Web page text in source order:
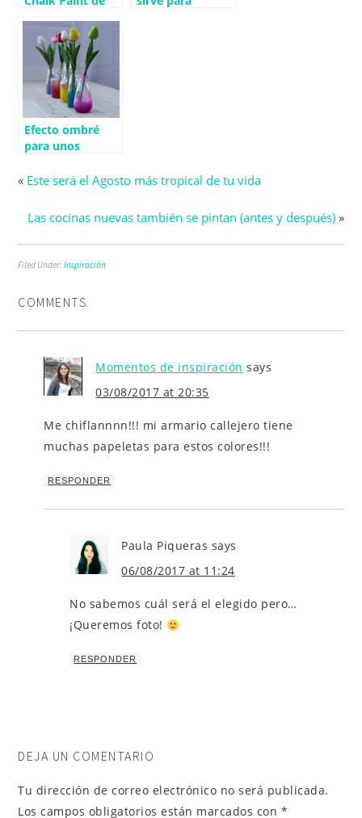
decoración
Efecto ombré
para unos
chalk paint spray
« Este será el Agosto más tropical de tu vida
Las cocinas nuevas también se pintan (antes y después)»
Filed Under:Inspiración
COMMENTS
Momentos de inspiración says
03/08/2017 at 20:35
Me chiflannnn!!! mi armario callejero tiene
muchas papeletas para estos colores!!!
RESPONDER
Paula Piqueras says
06/08/2017 at 11:24
No sabemos cuál será el elegido pero…
¡Queremos foto!
RESPONDER
DEJA UN COMENTARIO
Tu dirección de correo electrónico no será publicada.
Los campos obligatorios están marcados con *